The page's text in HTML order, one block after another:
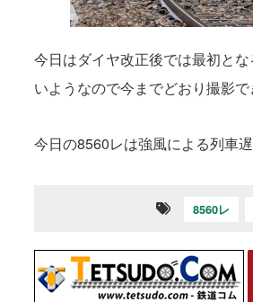
今日はダイヤ改正後では最初と
いようなので今までどおり撮影で
今日の8560レは強風による列車
8560レ